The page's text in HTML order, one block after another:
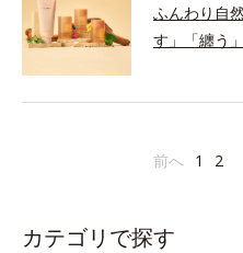
ふんわり自
す」「纏う
前へ 1 2
カテゴリで探す